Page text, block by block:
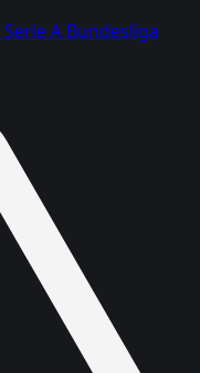
Serie A Bundesliga